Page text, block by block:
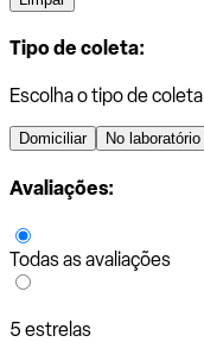
Tipo de coleta:
Escolha o tipo de coleta
Domiciliar No laboratório
Avaliações:
Todas as avaliações
5 estrelas